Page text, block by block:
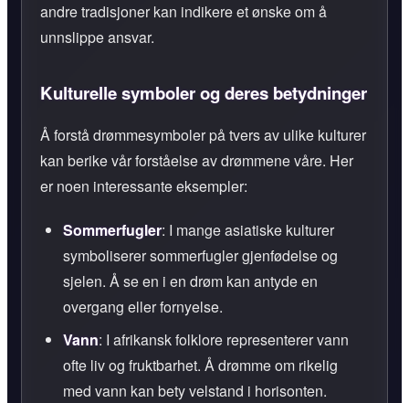
andre tradisjoner kan indikere et ønske om å
unnslippe ansvar.
Kulturelle symboler og deres betydninger
Å forstå drømmesymboler på tvers av ulike kulturer
kan berike vår forståelse av drømmene våre. Her
er noen interessante eksempler:
Sommerfugler: I mange asiatiske kulturer
symboliserer sommerfugler gjenfødelse og
sjelen. Å se en i en drøm kan antyde en
overgang eller fornyelse.
Vann: I afrikansk folklore representerer vann
ofte liv og fruktbarhet. Å drømme om rikelig
med vann kan bety velstand i horisonten.